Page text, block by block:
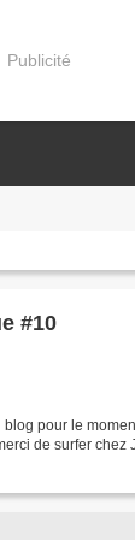
Publicité
#10
pour le
de surfer chez